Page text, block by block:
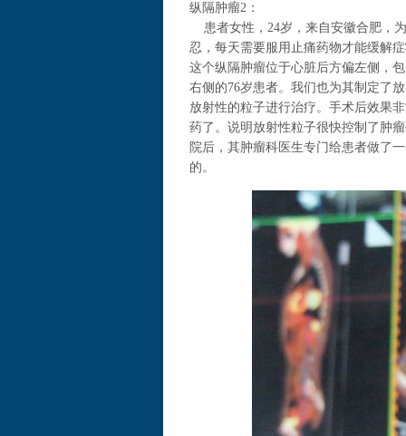
纵隔肿瘤2：
患者女性，24岁，来自安徽合肥，
忍，每天需要服用止痛药物才能缓解
这个纵隔肿瘤位于心脏后方偏左侧，
右侧的76岁患者。我们也为其制定了
放射性的粒子进行治疗。手术后效果
药了。说明放射性粒子很快控制了肿
院后，其肿瘤科医生专门给患者做了
的。